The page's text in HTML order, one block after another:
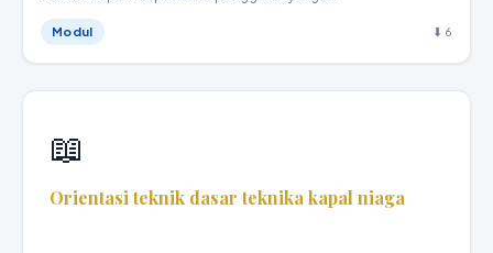
Modul ⬇ 6
📖
Orientasi teknik dasar teknika kapal niaga